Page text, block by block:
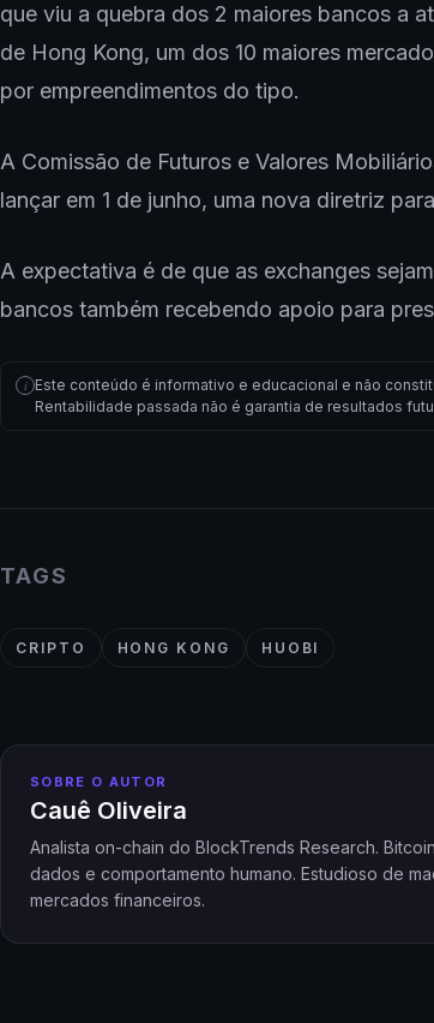
que viu a quebra dos 2 maiores bancos a
de Hong Kong, um dos 10 maiores
por empreendimentos do tipo.
A Comissão de Futuros e Valores
lançar em 1 de junho, uma nova diretriz
A expectativa é de que as exchanges
bancos também recebendo apoio para
i Este conteúdo é informativo e educacional e não
Rentabilidade passada não é garantia de resultados
TAGS
CRIPTO HONG KONG HUOBI
SOBRE O AUTOR
Cauê Oliveira
Analista on-chain do BlockTrends Research.
dados e comportamento humano. Estudioso de
mercados financeiros.